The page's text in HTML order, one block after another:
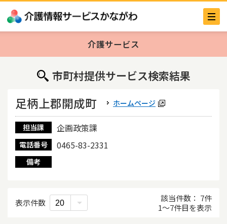
介護サービス
市町村提供サービス検索結果
足柄上郡開成町 ホームページ
担当課 企画政策課
電話番号 0465-83-2331
備考
表示件数 1〜7件目を表示
該当件数 7件